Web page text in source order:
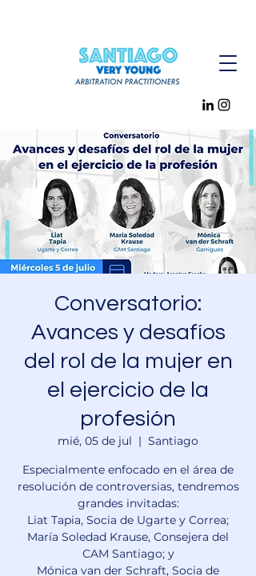
Conversatorio:
Avances y desafíos
del rol de la mujer en
el ejercicio de la
profesión
mié, 05 de jul
  |
Santiago
Especialmente enfocado en el área de
resolución de controversias, tendremos
grandes invitadas:
Liat Tapia, Socia de Ugarte y Correa;
María Soledad Krause, Consejera del
CAM Santiago; y
Mónica van der Schraft, Socia de